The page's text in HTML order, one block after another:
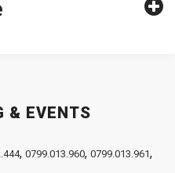
& EVENTS
, 0799.013.960, 0799.013.961,